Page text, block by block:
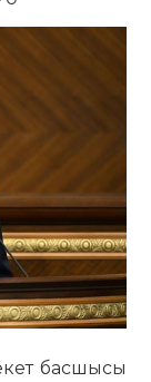
басшысы